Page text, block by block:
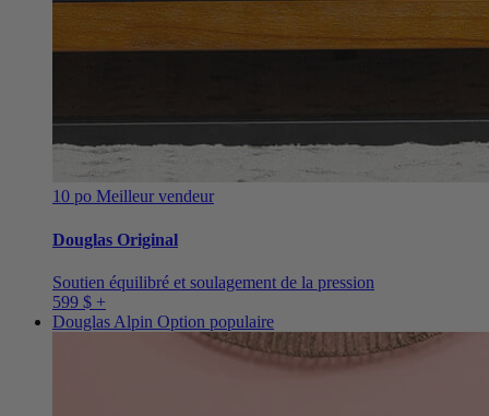
10 po Meilleur vendeur
Douglas Original
Soutien équilibré et soulagement de la pression
599 $ +
Douglas Alpin Option populaire